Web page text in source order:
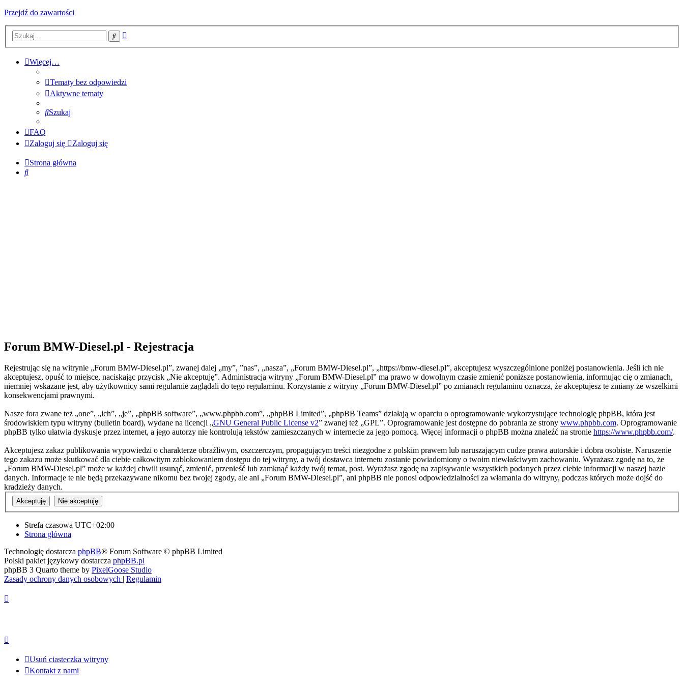
Przejdź do zawartości
Szukaj
Więcej…
Tematy bez odpowiedzi
Aktywne tematy
Szukaj
FAQ
Zaloguj się
Zaloguj się
Strona główna
Szukaj
Forum BMW-Diesel.pl - Rejestracja
Rejestrując się na witrynie „Forum BMW-Diesel.pl”, zwanej dalej „my”, ”nas”, „nasza”, „Forum BMW-Diesel.pl”, „https://bmw-diesel.pl”, akceptujesz wyszczególnione poniżej postanowienia. Jeśli ich nie
akceptujesz, opuść to miejsce, naciskając przycisk „Nie akceptuję”. Administracja witryny „Forum BMW-Diesel.pl” ma prawo w dowolnym czasie zmienić poniższe postanowienia, informując cię o zmianach,
niemniej wskazane jest, aby użytkownicy sami regularnie zaglądali do tego regulaminu. Korzystanie z witryny „Forum BMW-Diesel.pl” po zmianach regulaminu oznacza, że akceptujesz te zmiany ze wszelkimi
konsekwencjami prawnymi.
Nasze fora zwane też „one”, „ich”, „je”, „phpBB software”, „www.phpbb.com”, „phpBB Limited”, „phpBB Teams” działają w oparciu o oprogramowanie wykorzystujące technologię phpBB, która jest
środowiskiem typu witryny (bulletin board), wydane na licencji „GNU General Public License v2” zwanej też „GPL”. Oprogramowanie jest dostępne do pobrania ze strony www.phpbb.com. Oprogramowanie
phpBB tylko ułatwia dyskusje przez internet, a jego autorzy nie kontrolują tekstów zamieszczanych w internecie za jego pomocą. Więcej informacji o phpBB można znaleźć na stronie https://www.phpbb.com/.
Akceptujesz zakaz publikowania wypowiedzi o charakterze obraźliwym, oszczerczym, propagującym treści niezgodne z polskim prawem lub naruszającym cudze prawa autorskie i dobra osobiste. Naruszenie
tego zakazu może skutkować dla ciebie całkowitym zablokowaniem dostępu do tej witryny, a twój dostawca internetu zostanie powiadomiony o twoim niewłaściwym zachowaniu. Wyrażasz zgodę na to, że
„Forum BMW-Diesel.pl” może w każdej chwili usunąć, zmienić, przenieść lub zamknąć każdy twój temat, post. Wyrażasz zgodę na zapisywanie wszystkich podanych przez ciebie informacji w naszej bazie
danych. Informacje te nie będą przekazywane nikomu bez twojej zgody, ale ani „Forum BMW-Diesel.pl”, ani phpBB nie ponosi odpowiedzialności za włamania do witryny, podczas których może dojść do
kradzieży danych.
Strefa czasowa UTC+02:00
Strona główna
Technologię dostarcza phpBB® Forum Software © phpBB Limited
Polski pakiet językowy dostarcza phpBB.pl
phpBB 3 Quarto theme by PixelGoose Studio
Zasady ochrony danych osobowych | Regulamin
Usuń ciasteczka witryny
Kontakt z nami